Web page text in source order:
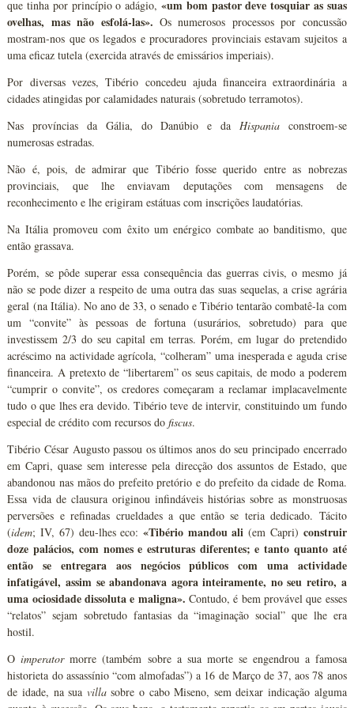
que tinha por princípio o adágio, «um bom pastor deve tosquiar as suas
ovelhas, mas não esfolá-las». Os numerosos processos por concussão
mostram-nos que os legados e procuradores provinciais estavam sujeitos a
uma eficaz tutela (exercida através de emissários imperiais).
Por diversas vezes, Tibério concedeu ajuda financeira extraordinária a
cidades atingidas por calamidades naturais (sobretudo terramotos).
Nas províncias da Gália, do Danúbio e da Hispaniaconstroem-se
numerosas estradas.
Não é, pois, de admirar que Tibério fosse querido entre as nobrezas
provinciais, que lhe enviavam deputações com mensagens de
reconhecimento e lhe erigiram estátuas com inscrições laudatórias.
Na Itália promoveu com êxito um enérgico combate ao banditismo, que
então grassava.
Porém, se pôde superar essa consequência das guerras civis, o mesmo já
não se pode dizer a respeito de uma outra das suas sequelas, a crise agrária
geral (na Itália). No ano de 33, o senado e Tibério tentarão combatê-la com
um “convite” às pessoas de fortuna (usurários, sobretudo) para que
investissem 2/3 do seu capital em terras. Porém, em lugar do pretendido
acréscimo na actividade agrícola, “colheram” uma inesperada e aguda crise
financeira. A pretexto de “libertarem” os seus capitais, de modo a poderem
“cumprir o convite”, os credores começaram a reclamar implacavelmente
tudo o que lhes era devido. Tibério teve de intervir, constituindo um fundo
especial de crédito com recursos dofiscus.
Tibério César Augusto passou os últimos anos do seu principado encerrado
em Capri, quase sem interesse pela direcção dos assuntos de Estado, que
abandonou nas mãos do prefeito pretório e do prefeito da cidade de Roma.
Essa vida de clausura originou infindáveis histórias sobre as monstruosas
perversões e refinadas crueldades a que então se teria dedicado. Tácito
(idem; IV, 67) deu-lhes eco: «Tibério mandou ali (em Capri) construir
doze palácios, com nomes e estruturas diferentes; e tanto quanto até
então se entregara aos negócios públicos com uma actividade
infatigável, assim se abandonava agora inteiramente, no seu retiro, a
uma ociosidade dissoluta e maligna». Contudo, é bem provável que esses
“relatos” sejam sobretudo fantasias da “imaginação social” que lhe era
hostil.
Oimperatormorre (também sobre a sua morte se engendrou a famosa
historieta do assassínio “com almofadas”) a 16 de Março de 37, aos 78 anos
de idade, na sua villasobre o cabo Miseno, sem deixar indicação alguma